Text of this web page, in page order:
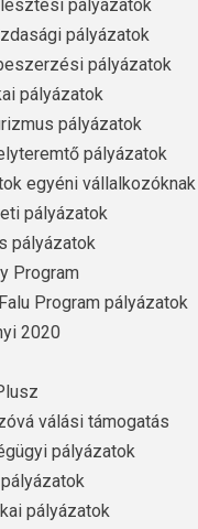
pályázatok
pályázatok
pályázatok
pályázatok
pályázatok
pályázatok
egyéni vállalkozóknak
pályázatok
pályázatok
Program
Program pályázatok
2020
válási támogatás
pályázatok
pályázatok